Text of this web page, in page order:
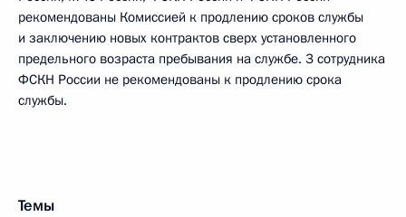
рекомендованы Комиссией к продлению сроков службы
и заключению новых контрактов сверх установленного
предельного возраста пребывания на службе. 3 сотрудника
ФСКН России не рекомендованы к продлению срока
службы.
Темы